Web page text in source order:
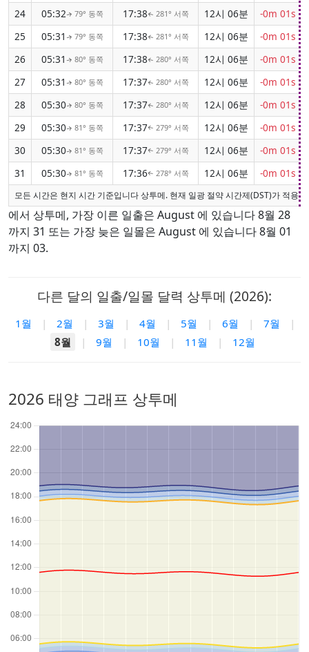
24
05:32↑ 79° 동쪽 17:38↑ 281° 서쪽 12시 06분 -0m 01s
25
05:31 ↑ 79° 동쪽 17:38↑ 281° 서쪽 12시 06분 -0m 01s
26
05:31 ↑ 80° 동쪽 17:38↑ 280° 서쪽 12시 06분 -0m 01s
27
05:31 ↑ 80° 동쪽 17:37↑ 280° 서쪽 12시 06분 -0m 01s
28
05:30↑ 80° 동쪽 17:37↑ 280° 서쪽 12시 06분 -0m 01s
29
05:30↑ 81° 동쪽 17:37↑ 279° 서쪽 12시 06분 -0m 01s
30
05:30↑ 81° 동쪽 17:37↑ 279° 서쪽 12시 06분 -0m 01s
31
05:30↑ 81° 동쪽 17:36↑ 278° 서쪽 12시 06분 -0m 01s
모든 시간은 현지 시간 기준입니다 상투메. 현재 일광 절약 시간제(DST)가 적용
에서 상투메, 가장 이른 일출은 August 에 있습니다 8월 28
까지 31 또는 가장 늦은 일몰은 August 에 있습니다 8월 01
까지 03.
다른 달의 일출/일몰 달력 상투메 (2026):
1월 | 2월 | 3월 | 4월 | 5월 | 6월 | 7월
|
8월
| 9월 | 10월 | 11월 | 12월
2026 태양 그래프 상투메